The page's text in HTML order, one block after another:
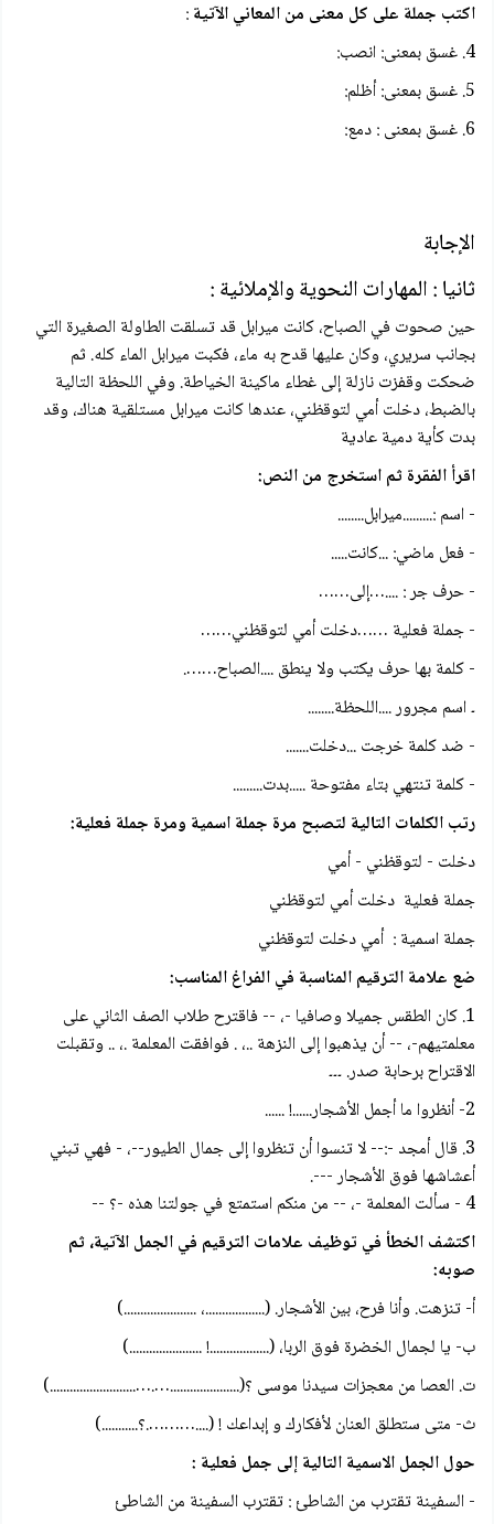
اكتب جملة على كل معنى من المعاني الآتية:
4. غسق بمعنى: انصب:
5. غسق بمعنى: أظلم:
6. غسق بمعنی : دمع:
الإجابة
ثانيا : المهارات النحوية والإملائية :
حين صحوت في الصباح، كانت ميرابل قد تسلقت الطاولة الصغيرة التي
بجانب سريري، وكان عليها قدح به ماء، فكبت میرابل الماء كله. ثم
ضحكت وقفزت نازلة إلى غطاء ماكينة الخياطة. وفي اللحظة التالية
بالضبط، دخلت أمي لتوقظني، عندها كانت ميرابل مستلقية هناك، وقد
بدت كأية دمية عادية
اقرأ الفقرة ثم استخرج من النص:
- اسم :.........ميرابل........
- فعل ماضي: ...كانت.....
- حرف جر : ....…إلى……
- جملة فعلية ……دخلت أمي لتوقظني……
- كلمة بها حرف يكتب ولا ينطق ....الصباح…….
۔ اسم مجرور ....اللحظة........
- ضد كلمة خرجت ...دخلت.......
- كلمة تنتهي بتاء مفتوحة .....بدت.........
رتب الكلمات التالية لتصبح مرة جملة اسمية ومرة جملة فعلية:
دخلت - لتوقظني - أمي
جملة فعلية دخلت أمي لتوقظني
جملة اسمية : أمي دخلت لتوقظني
ضع علامة الترقيم المناسبة في الفراغ المناسب:
1. كان الطقس جميلا وصافيا -، -- فاقترح طلاب الصف الثاني على
معلمتيهم-، -- أن يذهبوا إلى النزهة ..، . فوافقت المعلمة .، .. وتقبلت
الاقتراح برحابة صدر. ۔۔۔
2- أنظروا ما أجمل الأشجار......! ......
3. قال أمجد -:-- لا تنسوا أن تنظروا إلى جمال الطيور--، - فهي تبني
أعشاشها فوق الأشجار ---.
4 - سألت المعلمة -، -- من منكم استمتع في جولتنا هذه -؟ --
اكتشف الخطأ في توظيف علامات الترقيم في الجمل الآتية، ثم
صوبه:
أ- تنزهت. وأنا فرح، بين الأشجار. (..................، ......................)
ب- یا لجمال الخضرة فوق الربا، (..................! ......................)
ت. العصا من معجزات سيدنا موسى ؟(.....................….…..........................)
ث- متى ستطلق العنان لأفكارك و إبداعك ! (....……….؟...........)
حول الجمل الاسمية التالية إلى جمل فعلية :
- السفينة تقترب من الشاطئ : تقترب السفينة من الشاطئ